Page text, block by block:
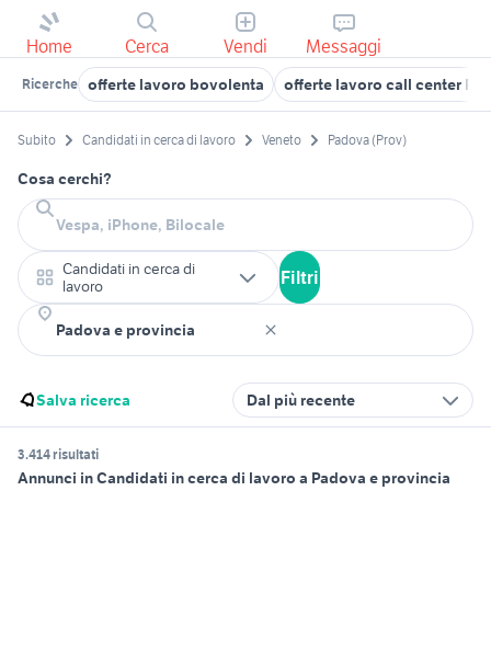
Home Cerca Vendi Messaggi
Ricerche offerte lavoro bovolenta offerte lavoro call center
Subito Candidati in cerca di lavoro Veneto Padova (Prov)
Cosa cerchi?
Candidati in cerca di
lavoro
Filtri
Salva ricerca Dal più recente
3.414 risultati
Annunci in Candidati in cerca di lavoro a Padova e provincia